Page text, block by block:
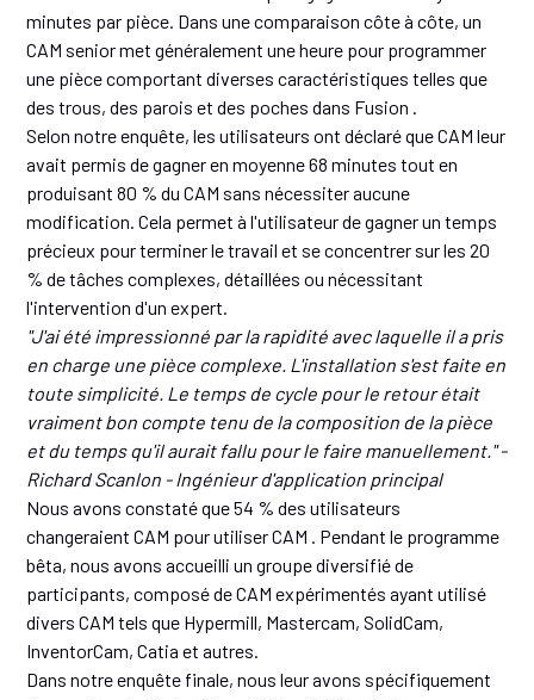
minutes par pièce. Dans une comparaison côte à côte, un
CAM senior met généralement une heure pour programmer
une pièce comportant diverses caractéristiques telles que
des trous, des parois et des poches dans Fusion .
Selon notre enquête, les utilisateurs ont déclaré que CAM leur
avait permis de gagner en moyenne 68 minutes tout en
produisant 80 % du CAM sans nécessiter aucune
modification. Cela permet à l'utilisateur de gagner un temps
précieux pour terminer le travail et se concentrer sur les 20
% de tâches complexes, détaillées ou nécessitant
l'intervention d'un expert.
"J'ai été impressionné par la rapidité avec laquelle il a pris
en charge une pièce complexe. L'installation s'est faite en
toute simplicité. Le temps de cycle pour le retour était
vraiment bon compte tenu de la composition de la pièce
et du temps qu'il aurait fallu pour le faire manuellement." -
Richard Scanlon - Ingénieur d'application principal
Nous avons constaté que 54 % des utilisateurs
changeraient CAM pour utiliser CAM . Pendant le programme
bêta, nous avons accueilli un groupe diversifié de
participants, composé de CAM expérimentés ayant utilisé
divers CAM tels que Hypermill, Mastercam, SolidCam,
InventorCam, Catia et autres.
Dans notre enquête finale, nous leur avons spécifiquement